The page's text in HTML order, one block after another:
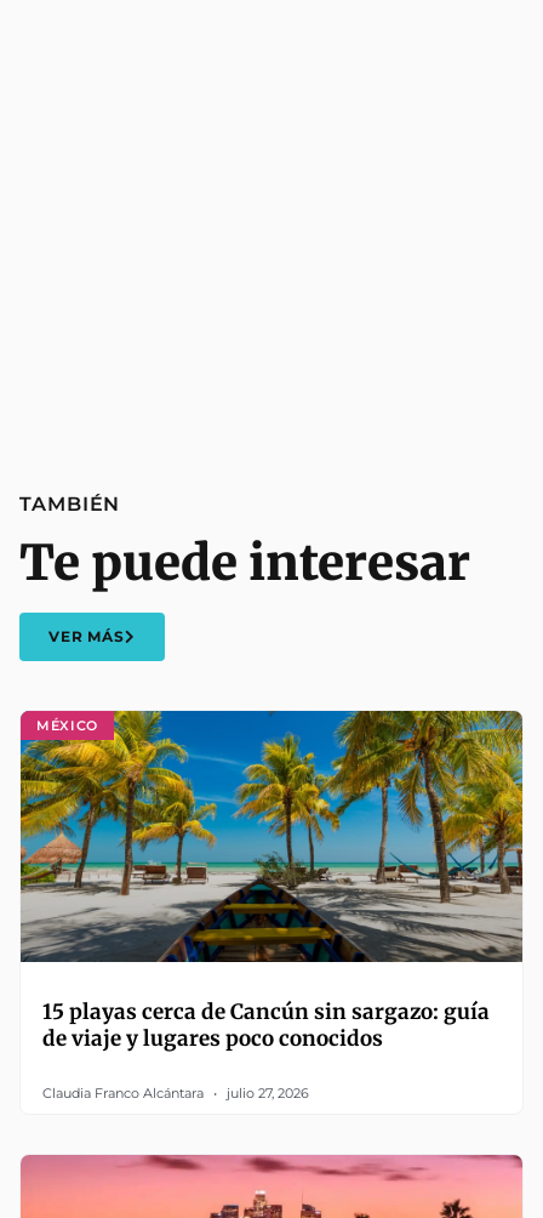
MÉXICO
15 playas cerca de Cancún sin sargazo: guía
de viaje y lugares poco conocidos
Claudia Franco Alcántara julio 27, 2026
TAMBIÉN
Te puede interesar
VER MÁS